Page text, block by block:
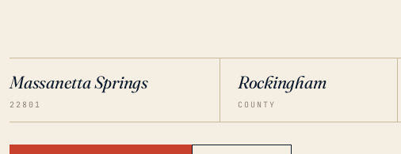
Massanetta Springs
22801
Rockingham
COUNTY